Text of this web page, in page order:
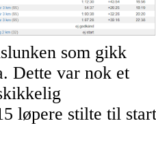
som gikk
Dette var nok et
løpere stilte til start